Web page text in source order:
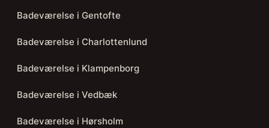
Badeværelse i Gentofte
Badeværelse i Charlottenlund
Badeværelse i Klampenborg
Badeværelse i Vedbæk
Badeværelse i Hørsholm